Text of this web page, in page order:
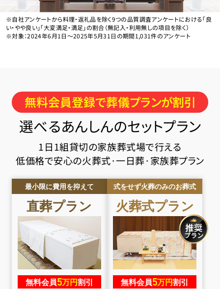
※自社アンケートから料理・返礼品を除く9つの品質調査アンケートにおける「良
い・やや良い」「大変満足・満足」の割合（無記入・利用無しの項目を除く）
※対象：2024年6月1日〜2025年5月31日の期間1,031件のアンケート
無料会員登録で葬儀プランが割引
選べるあんしんのセットプラン
1日1組貸切の家族葬式場で行える
低価格で安心の火葬式･一日葬･家族葬プラン
最小限に費用を抑えて
直葬プラン
無料会員5万円割引
式をせず火葬のみのお葬式
火葬式プラン
無料会員5万円割引